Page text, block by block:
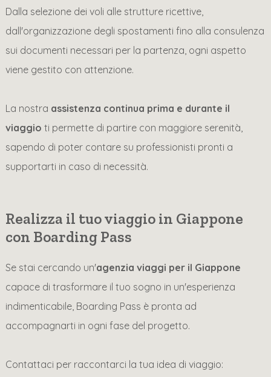
Dalla selezione dei voli alle strutture ricettive,
dall'organizzazione degli spostamenti fino alla consulenza
sui documenti necessari per la partenza, ogni aspetto
viene gestito con attenzione.
La nostra assistenza continua prima e durante il
viaggio ti permette di partire con maggiore serenità,
sapendo di poter contare su professionisti pronti a
supportarti in caso di necessità.
Realizza il tuo viaggio in Giappone
con Boarding Pass
Se stai cercando un'agenzia viaggi per il Giappone
capace di trasformare il tuo sogno in un'esperienza
indimenticabile, Boarding Pass è pronta ad
accompagnarti in ogni fase del progetto.
Contattaci per raccontarci la tua idea di viaggio: